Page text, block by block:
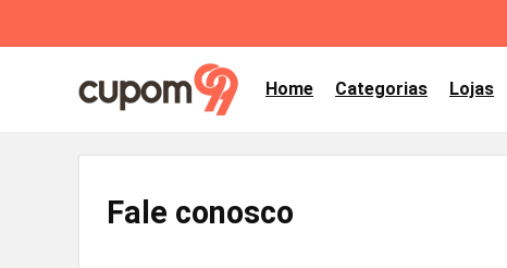
Home Categorias Lojas
Fale conosco